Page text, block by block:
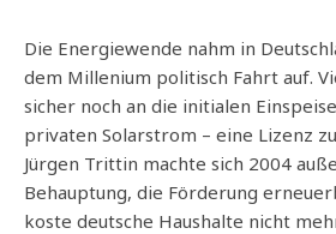
Die Energiewende nahm in
dem Millenium politisch Fahrt auf.
sicher noch an die initialen
privaten Solarstrom – eine Lizenz
Jürgen Trittin machte sich 2004
Behauptung, die Förderung
koste deutsche Haushalte nicht